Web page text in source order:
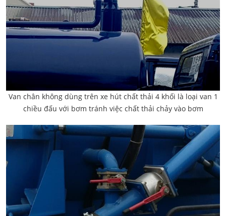
Van chân không dùng trên xe hút chất thải 4 khối là loại van 1
chiều đấu với bơm tránh việc chất thải chảy vào bơm